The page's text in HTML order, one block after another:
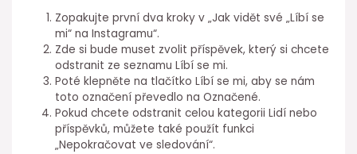
Zopakujte první dva kroky v „Jak vidět své „Líbí se
mi“ na Instagramu“.
Zde si bude muset zvolit příspěvek, který si chcete
odstranit ze seznamu Líbí se mi.
Poté klepněte na tlačítko Líbí se mi, aby se nám
toto označení převedlo na Označené.
Pokud chcete odstranit celou kategorii Lidí nebo
příspěvků, můžete také použít funkci
„Nepokračovat ve sledování“.